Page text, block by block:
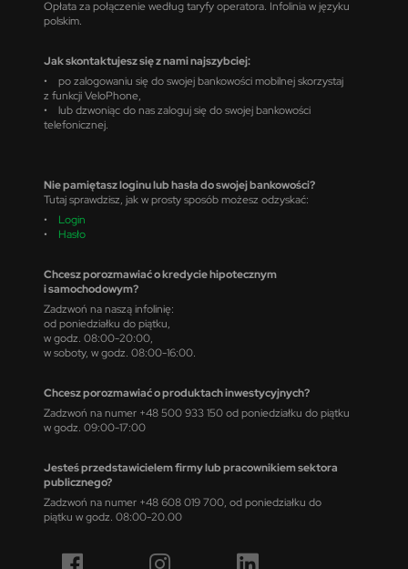
Opłata za połączenie według taryfy operatora. Infolinia w języku
polskim.
Jak skontaktujesz się z nami najszybciej:
• po zalogowaniu się do swojej bankowości mobilnej skorzystaj
z funkcji VeloPhone,
• lub dzwoniąc do nas zaloguj się do swojej bankowości
telefonicznej.
Nie pamiętasz loginu lub hasła do swojej bankowości?
Tutaj sprawdzisz, jak w prosty sposób możesz odzyskać:
• Login
• Hasło
Chcesz porozmawiać o kredycie hipotecznym
i samochodowym?
Zadzwoń na naszą infolinię:
od poniedziałku do piątku,
w godz. 08:00-20:00,
w soboty, w godz. 08:00-16:00.
Chcesz porozmawiać o produktach inwestycyjnych?
Zadzwoń na numer +48 500 933 150 od poniedziałku do piątku
w godz. 09:00-17:00
Jesteś przedstawicielem firmy lub pracownikiem sektora
publicznego?
Zadzwoń na numer +48 608 019 700, od poniedziałku do
piątku w godz. 08:00-20.00